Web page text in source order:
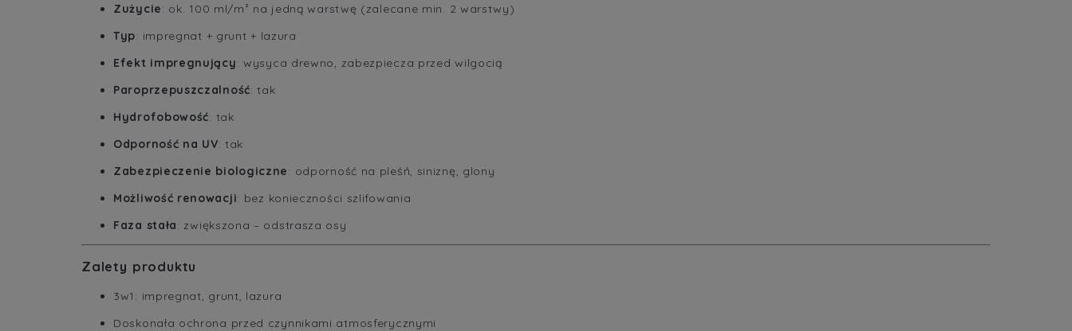
Zużycie: ok. 100 ml/m² na jedną warstwę (zalecane min. 2 warstwy)
Typ: impregnat + grunt + lazura
Efekt impregnujący: wysyca drewno, zabezpiecza przed wilgocią
Paroprzepuszczalność: tak
Hydrofobowość: tak
Odporność na UV: tak
Zabezpieczenie biologiczne: odporność na pleśń, siniznę, glony
Możliwość renowacji: bez konieczności szlifowania
Faza stała: zwiększona – odstrasza osy
Zalety produktu
3w1: impregnat, grunt, lazura
Doskonała ochrona przed czynnikami atmosferycznymi